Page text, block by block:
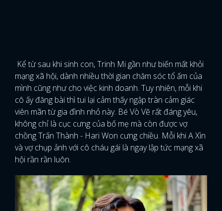
Kể từ sau khi sinh con, Trinh Mi gần như biến mất khỏi
mạng xã hội, dành nhiều thời gian chăm sóc tổ ấm của
mình cũng như cho việc kinh doanh. Tuy nhiên, mỗi khi
cô ấy đăng bài thì tui lại cảm thấy ngập tràn cảm giác
viên mãn từ gia đình nhỏ này. Bé Vò Vẽ rất đáng yêu,
không chỉ là cục cưng của bố mẹ mà còn được vợ
chồng Trấn Thành - Hari Won cưng chiều. Mỗi khi A Xìn
và vợ chụp ảnh với cô cháu gái là ngay lập tức mạng xã
hội rần rần luôn.